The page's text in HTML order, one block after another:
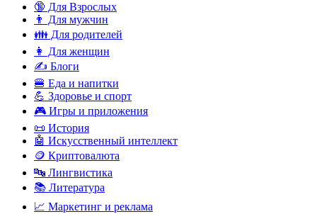
🔞 Для Взрослых
👨 Для мужчин
👪 Для родителей
👩 Для женщин
✍️ Блоги
🍔 Еда и напитки
💪 Здоровье и спорт
🎮 Игры и приложения
📜 История
🤖 Искусственный интеллект
🪙 Криптовалюта
🔤 Лингвистика
📚 Литература
📈 Маркетинг и реклама